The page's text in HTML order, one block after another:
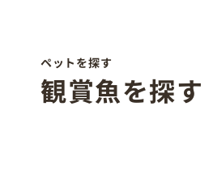
ペットを探す
観賞魚を探す